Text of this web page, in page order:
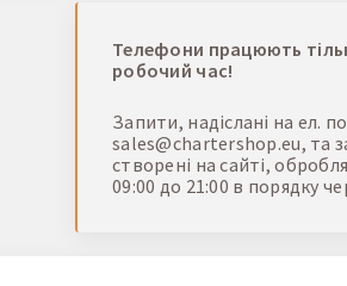
Телефони працюють
робочий час!
Запити, надіслані на ел.
sales@chartershop.eu, та
створені на сайті,
09:00 до 21:00 в порядку